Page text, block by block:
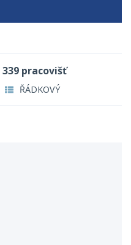
339 pracovišť
ŘÁDKOVÝ